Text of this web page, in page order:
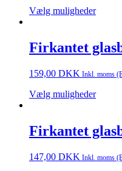
Vælg muligheder
Firkantet
159,00 DKK Inkl. moms
Vælg muligheder
Firkantet
147,00 DKK Inkl. moms